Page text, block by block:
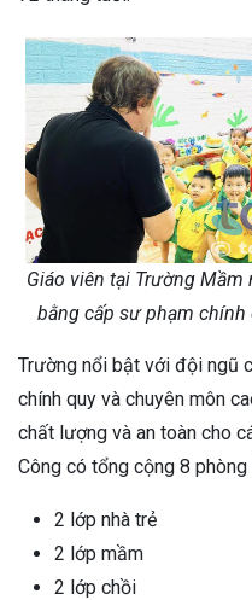
Giáo viên tại Trường
bằng cấp sư phạm chính
Trường nổi bật với đội ngũ
chính quy và chuyên môn
chất lượng và an toàn cho
Công có tổng cộng 8 phòng
2 lớp nhà trẻ
2 lớp mầm
2 lớp chồi